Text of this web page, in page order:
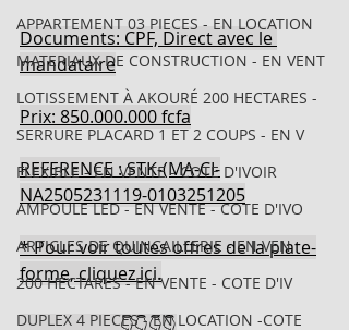
APPARTEMENT 03 PIECES - EN LOCATION
MATERIAUX DE CONSTRUCTION - EN VENT
LOTISSEMENT À AKOURÉ 200 HECTARES -
SERRURE PLACARD 1 ET 2 COUPS - EN V
FLEXIBLE - EN VENTE - COTE D'IVOIR
AMPOULE LED - EN VENTE - COTE D'IVO
ARTICLES DE QUINCAILLERIE - EN VEN
200 HECTARES - EN VENTE - COTE D'IV
DUPLEX 4 PIECES - EN LOCATION -COTE
Documents: CPF, Direct avec le
mandataire
Prix: 850.000.000 fcfa
REFERENCE : STK-(MA-CI-
NA2505231119-0103251205
* Pour voir toutes offres de la plate-
forme, cliquez ici.